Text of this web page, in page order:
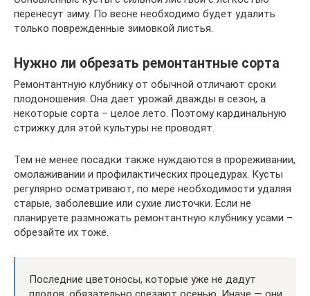
перенесут зиму. По весне необходимо будет удалить
только поврежденные зимовкой листья.
Нужно ли обрезать ремонтантные сорта
Ремонтантную клубнику от обычной отличают сроки
плодоношения. Она дает урожай дважды в сезон, а
некоторые сорта – целое лето. Поэтому кардинальную
стрижку для этой культуры не проводят.
Тем не менее посадки также нуждаются в прореживании,
омолаживании и профилактических процедурах. Кусты
регулярно осматривают, по мере необходимости удаляя
старые, заболевшие или сухие листочки. Если не
планируете размножать ремонтантную клубнику усами –
обрезайте их тоже.
Последние цветоносы, которые уже не дадут